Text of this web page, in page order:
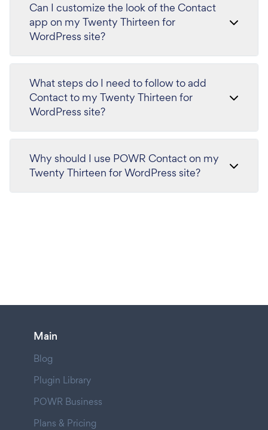
Can I customize the look of the Contact
app on my Twenty Thirteen for
WordPress site?
What steps do I need to follow to add
Contact to my Twenty Thirteen for
WordPress site?
Why should I use POWR Contact on my
Twenty Thirteen for WordPress site?
Main
Blog
Plugin Library
POWR Business
Plans & Pricing